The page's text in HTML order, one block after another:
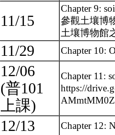
11/15
Chapter 9:
參觀土壤博
土壤博物館
11/29 Chapter 10:
12/06
(普101
上課)
Chapter 11:
https://
12/13 Chapter 12: